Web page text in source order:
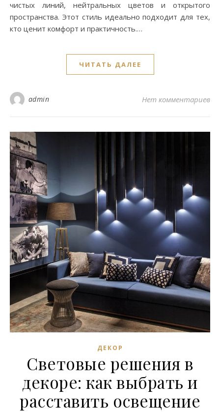
чистых линий, нейтральных цветов и открытого
пространства. Этот стиль идеально подходит для тех,
кто ценит комфорт и практичность.…
ЧИТАТЬ ДАЛЕЕ
admin Нет комментариев
ДЕКОР
Световые решения в
декоре: как выбрать и
расставить освещение